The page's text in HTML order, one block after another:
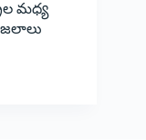
మధ్య
జలాలు